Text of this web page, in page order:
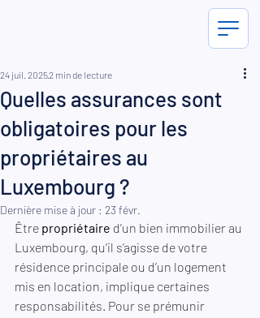
Quelles assurances sont
obligatoires pour les
propriétaires au
Luxembourg ?
24 juil. 20252 min de lecture
Dernière mise à jour : 23 févr.
Être propriétaire d’un bien immobilier au
Luxembourg, qu’il s’agisse de votre
résidence principale ou d’un logement
mis en location, implique certaines
responsabilités. Pour se prémunir